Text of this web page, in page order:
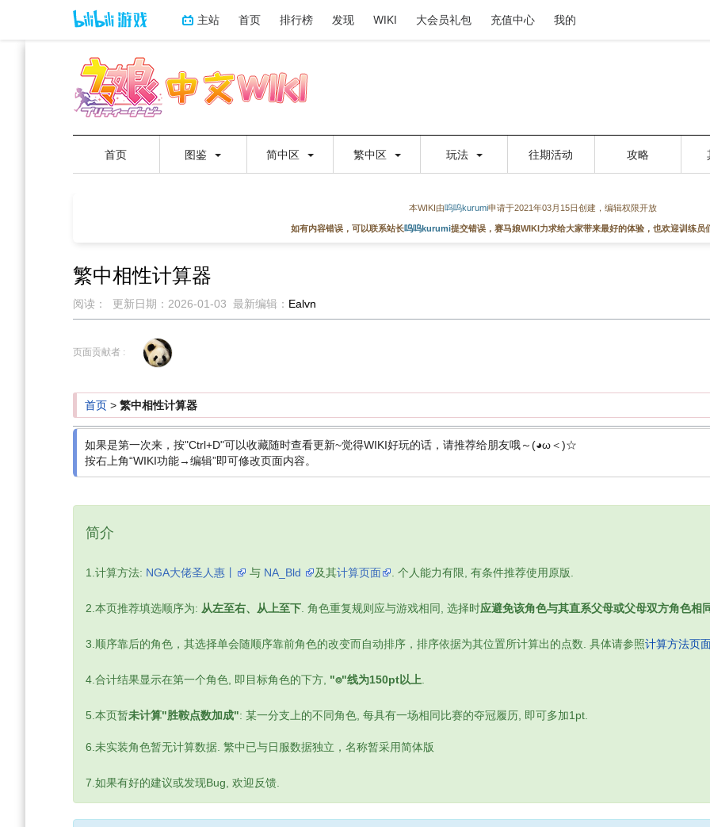
主站 首页 排行榜 发现 WIKI 大会员礼包 充值中心 我的
首页 图鉴 简中区 繁中区 玩法 往期活动 攻略
本WIKI由呜呜kurumi申请于2021年03月15日创建，编辑权限开放
如有内容错误，可以联系站长呜呜kurumi提交错误，赛马娘WIKI力求给大家带来最好的体验，也欢迎训练员
繁中相性计算器
阅读： 更新日期： 2026-01-03 最新编辑： Ealvn
到
到
页面贡献者 :
首页 > 繁中相性计算器
如果是第一次来，按"Ctrl+D"可以收藏随时查看更新~觉得WIKI好玩的话，请推荐给朋友哦～(◕ω＜)☆
按右上角“WIKI功能→编辑”即可修改页面内容。
简介
1.计算方法: NGA大佬圣人惠丨 与 NA_Bld 及其计算页面 . 个人能力有限, 有条件推荐使用原版.
2.本页推荐填选顺序为: 从左至右、从上至下. 角色重复规则应与游戏相同, 选择时应避免该角色与其直系父母或父母双方角色相
3.顺序靠后的角色，其选择单会随顺序靠前角色的改变而自动排序，排序依据为其位置所计算出的点数. 具体请参照计算方法页
4.合计结果显示在第一个角色, 即目标角色的下方, "⌾"线为150pt以上.
5.本页暂未计算"胜鞍点数加成": 某一分支上的不同角色, 每具有一场相同比赛的夺冠履历, 即可多加1pt.
6.未实装角色暂无计算数据. 繁中已与日服数据独立，名称暂采用简体版
7.如果有好的建议或发现Bug, 欢迎反馈.